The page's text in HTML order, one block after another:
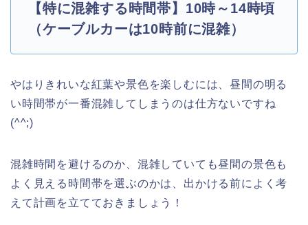
【特に混雑する時間帯】10時～14時頃
（ケーブルカーは10時前に混雑）
やはりきれいな紅葉や景色を楽しむには、昼間の明る
い時間帯が一番混雑してしまうのは仕方ないですね
(^^;)
混雑時間を避けるのか、混雑していても昼間の景色も
よく見える時間帯を選ぶのかは、出かける前によく考
えて計画を立てておきましょう！